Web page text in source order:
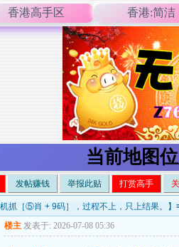
香港高手区 香港:简洁
当前地图
发帖赚钱 举报此贴 打赏高手
机抓［⑤肖 + 9码］，过程不上，只上结果。
楼主 发表于: 2026-07-08 05:36